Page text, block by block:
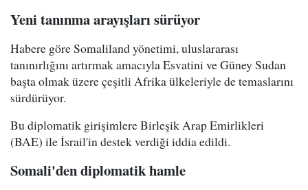
Yeni tanınma arayışları sürüyor
Habere göre Somaliland yönetimi, uluslararası
tanınırlığını artırmak amacıyla Esvatini ve Güney Sudan
başta olmak üzere çeşitli Afrika ülkeleriyle de temaslarını
sürdürüyor.
Bu diplomatik girişimlere Birleşik Arap Emirlikleri
(BAE) ile İsrail'in destek verdiği iddia edildi.
Somali'den diplomatik hamle